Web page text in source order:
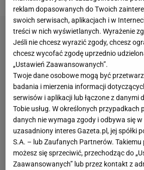
reklam dopasowanych do Twoich
swoich serwisach, aplikacjach i w
treści w nich wyświetlanych. Wyrażenie
Jeśli nie chcesz wyrazić zgody, chcesz
chcesz wycofać zgodę uprzednio
„Ustawień Zaawansowanych”.
Twoje dane osobowe mogą być
badania i mierzenia informacji
serwisów i aplikacji lub łączone z danymi
Tobie usług. W określonych przypadkach
danych nie wymaga zgody i odbywa się
uzasadniony interes Gazeta.pl, jej spółki
S.A. – lub Zaufanych Partnerów.
możesz się sprzeciwić, przechodząc do
Zaawansowanych” lub przez kontakt z